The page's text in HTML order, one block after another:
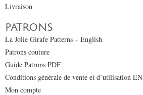
Livraison
PATRONS
La Jolie Girafe Patterns – English
Patrons couture
Guide Patrons PDF
Conditions générale de vente et d’utilisation EN
Mon compte